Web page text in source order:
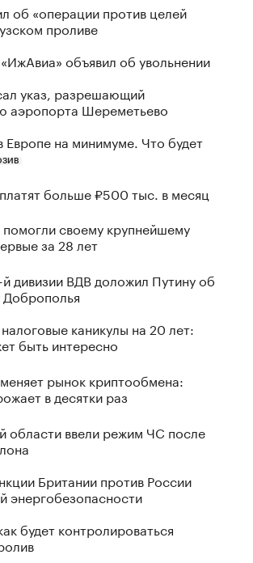
об «операции против целей
проливе
объявил об увольнении
указ, разрешающий
аэропорта Шереметьево
Европе на минимуме. Что будет
больше ₽500 тыс. в месяц
своему крупнейшему
за 28 лет
дивизии ВДВ доложил Путину об
Доброполья
каникулы на 20 лет:
быть интересно
рынок криптообмена:
в десятки раз
области ввели режим ЧС после
Британии против России
энергобезопасности
будет контролироваться